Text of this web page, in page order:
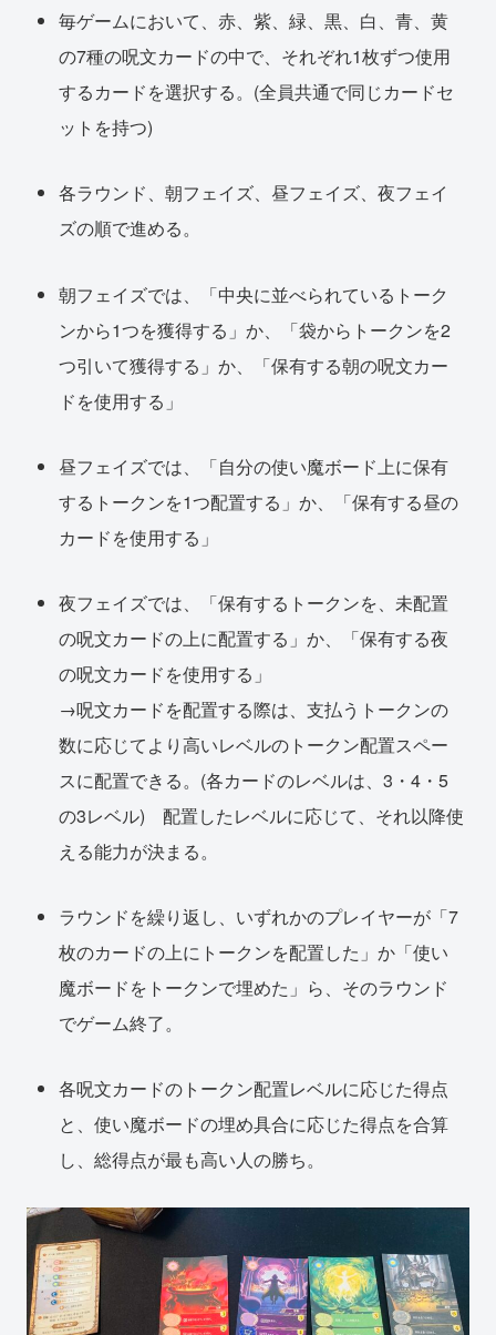
毎ゲームにおいて、赤、紫、緑、黒、白、青、黄
の7種の呪文カードの中で、それぞれ1枚ずつ使用
するカードを選択する。(全員共通で同じカードセ
ットを持つ)
各ラウンド、朝フェイズ、昼フェイズ、夜フェイ
ズの順で進める。
朝フェイズでは、「中央に並べられているトーク
ンから1つを獲得する」か、「袋からトークンを2
つ引いて獲得する」か、「保有する朝の呪文カー
ドを使用する」
昼フェイズでは、「自分の使い魔ボード上に保有
するトークンを1つ配置する」か、「保有する昼の
カードを使用する」
夜フェイズでは、「保有するトークンを、未配置
の呪文カードの上に配置する」か、「保有する夜
の呪文カードを使用する」
→呪文カードを配置する際は、支払うトークンの
数に応じてより高いレベルのトークン配置スペー
スに配置できる。(各カードのレベルは、3・4・5
の3レベル) 配置したレベルに応じて、それ以降使
える能力が決まる。
ラウンドを繰り返し、いずれかのプレイヤーが「7
枚のカードの上にトークンを配置した」か「使い
魔ボードをトークンで埋めた」ら、そのラウンド
でゲーム終了。
各呪文カードのトークン配置レベルに応じた得点
と、使い魔ボードの埋め具合に応じた得点を合算
し、総得点が最も高い人の勝ち。